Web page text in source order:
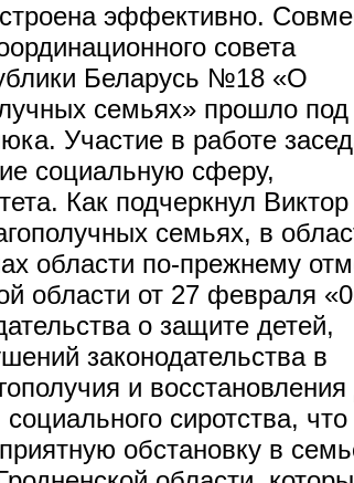
эффективно.
совета
Беларусь №18 «О
семьях» прошло под
Участие в работе
социальную сферу,
Как подчеркнул Виктор
семьях, в
области по-прежнему
области от 27 февраля
о защите детей,
законодательства в
и восстановления
сиротства, что
обстановку в